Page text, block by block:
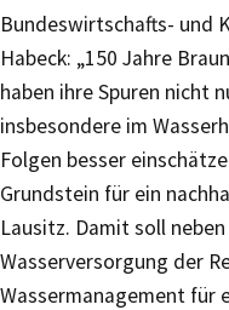
Bundeswirtschafts- und
Habeck: „150 Jahre
haben ihre Spuren nicht
insbesondere im
Folgen besser
Grundstein für ein
Lausitz. Damit soll
Wasserversorgung der
Wassermanagement für